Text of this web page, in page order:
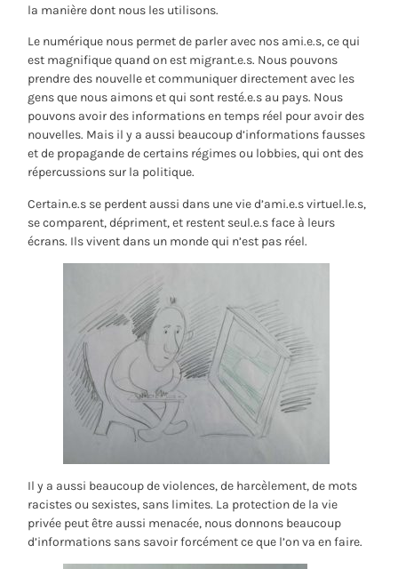
la manière dont nous les utilisons.
Le numérique nous permet de parler avec nos ami.e.s, ce qui
est magnifique quand on est migrant.e.s. Nous pouvons
prendre des nouvelle et communiquer directement avec les
gens que nous aimons et qui sont resté.e.s au pays. Nous
pouvons avoir des informations en temps réel pour avoir des
nouvelles. Mais il y a aussi beaucoup d’informations fausses
et de propagande de certains régimes ou lobbies, qui ont des
répercussions sur la politique.
Certain.e.s se perdent aussi dans une vie d’ami.e.s virtuel.le.s,
se comparent, dépriment, et restent seul.e.s face à leurs
écrans. Ils vivent dans un monde qui n’est pas réel.
Il y a aussi beaucoup de violences, de harcèlement, de mots
racistes ou sexistes, sans limites. La protection de la vie
privée peut être aussi menacée, nous donnons beaucoup
d’informations sans savoir forcément ce que l’on va en faire.